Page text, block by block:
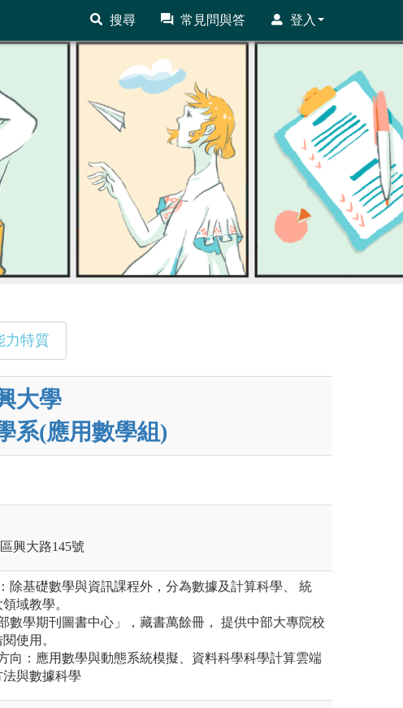
搜尋 常見問與答 登入
力特質
大學
系(應用數學組)
興大路145號
除基礎數學與資訊課程外，分為數據及計算科學、 統
域教學。
數學期刊圖書中心」，藏書萬餘冊， 提供中部大專院校
使用。
向：應用數學與動態系統模擬、資料科學科學計算雲端
與數據科學